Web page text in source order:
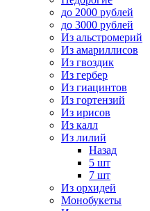
до 2000 рублей
до 3000 рублей
Из альстромерий
Из амариллисов
Из гвоздик
Из гербер
Из гиацинтов
Из гортензий
Из ирисов
Из калл
Из лилий
Назад
5 шт
7 шт
Из орхидей
Монобукеты